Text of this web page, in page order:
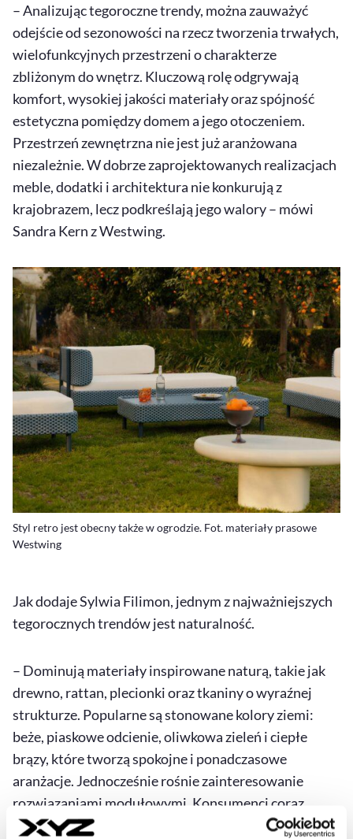
– Analizując tegoroczne trendy, można zauważyć
odejście od sezonowości na rzecz tworzenia trwałych,
wielofunkcyjnych przestrzeni o charakterze
zbliżonym do wnętrz. Kluczową rolę odgrywają
komfort, wysokiej jakości materiały oraz spójność
estetyczna pomiędzy domem a jego otoczeniem.
Przestrzeń zewnętrzna nie jest już aranżowana
niezależnie. W dobrze zaprojektowanych realizacjach
meble, dodatki i architektura nie konkurują z
krajobrazem, lecz podkreślają jego walory – mówi
Sandra Kern zWestwing.
Styl retro jest obecny także w ogrodzie. Fot. materiały prasowe
Westwing
Jak dodaje Sylwia Filimon, jednym z najważniejszych
tegorocznych trendów jest naturalność.
– Dominują materiały inspirowane naturą, takie jak
drewno, rattan, plecionki oraz tkaniny o wyraźnej
strukturze. Popularne są stonowane kolory ziemi:
beże, piaskowe odcienie, oliwkowa zieleń i ciepłe
brązy, które tworzą spokojne i ponadczasowe
aranżacje. Jednocześnie rośnie zainteresowanie
rozwiązaniami modułowymi. Konsumenci coraz
częściej wybierają meble, które można łatwo